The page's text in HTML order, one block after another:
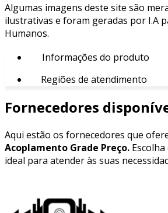
Algumas imagens deste site são
ilustrativas e foram geradas por I.A
Humanos.
Informações do produto
Regiões de atendimento
Fornecedores
Aqui estão os fornecedores que
Acoplamento Grade Preço.
ideal para atender às suas